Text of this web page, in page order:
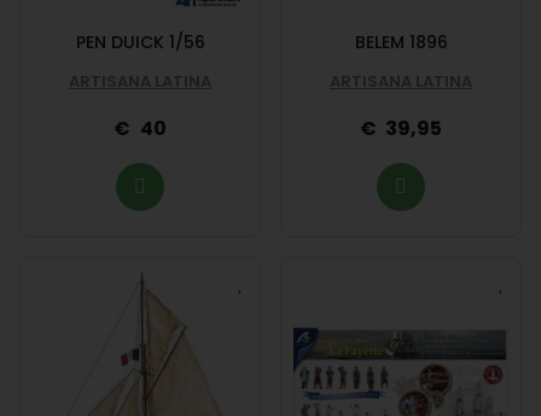
PEN DUICK 1/56
ARTISANA LATINA
40
BELEM 1896
ARTISANA LATINA
39,95